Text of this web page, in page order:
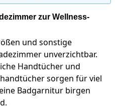
zur Wellness-
und sonstige
unverzichtbar.
Handtücher und
sorgen für viel
Badgarnitur birgen